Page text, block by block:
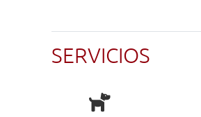
SERVICIOS